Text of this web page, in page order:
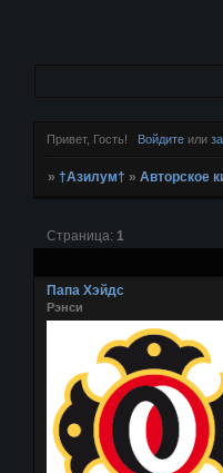
Привет, Гость! Войдитеили
»†Азилум† »Авторское
Страница: 1
Папа Хэйдс
Рэнси